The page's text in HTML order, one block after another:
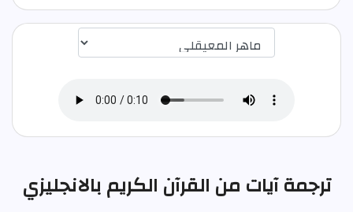
ترجمة آيات من القرآن الكريم بالانجليزي